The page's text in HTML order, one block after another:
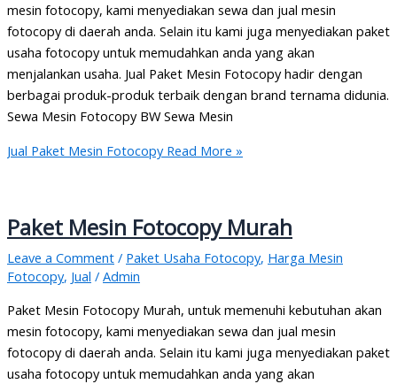
mesin fotocopy, kami menyediakan sewa dan jual mesin
fotocopy di daerah anda. Selain itu kami juga menyediakan paket
usaha fotocopy untuk memudahkan anda yang akan
menjalankan usaha. Jual Paket Mesin Fotocopy hadir dengan
berbagai produk-produk terbaik dengan brand ternama didunia.
Sewa Mesin Fotocopy BW Sewa Mesin
Jual Paket Mesin FotocopyRead More »
Paket Mesin Fotocopy Murah
Leave a Comment / Paket Usaha Fotocopy, Harga Mesin
Fotocopy, Jual / Admin
Paket Mesin Fotocopy Murah, untuk memenuhi kebutuhan akan
mesin fotocopy, kami menyediakan sewa dan jual mesin
fotocopy di daerah anda. Selain itu kami juga menyediakan paket
usaha fotocopy untuk memudahkan anda yang akan